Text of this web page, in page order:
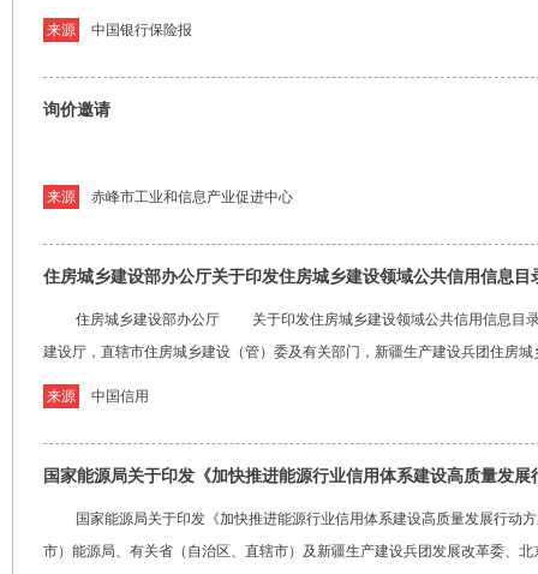
来源 中国银行保险报
询价邀请
来源 赤峰市工业和信息产业促进中心
住房城乡建设部办公厅关于印发住房城乡建设领域公共信用信息目
住房城乡建设部办公厅 关于印发住房城乡建设领域公共信用信息目
建设厅，直辖市住房城乡建设（管）委及有关部门，新疆生产建设兵团住房城
来源 中国信用
国家能源局关于印发《加快推进能源行业信用体系建设高质量发展
国家能源局关于印发《加快推进能源行业信用体系建设高质量发展行动
市）能源局、有关省（自治区、直辖市）及新疆生产建设兵团发展改革委、